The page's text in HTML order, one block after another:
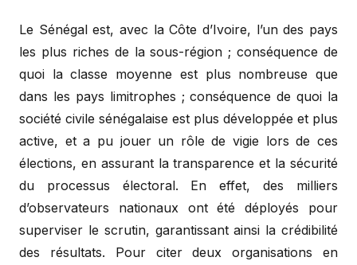
Le Sénégal est, avec la Côte d’Ivoire, l’un des pays
les plus riches de la sous-région ; conséquence de
quoi la classe moyenne est plus nombreuse que
dans les pays limitrophes ; conséquence de quoi la
société civile sénégalaise est plus développée et plus
active, et a pu jouer un rôle de vigie lors de ces
élections, en assurant la transparence et la sécurité
du processus électoral. En effet, des milliers
d’observateurs nationaux ont été déployés pour
superviser le scrutin, garantissant ainsi la crédibilité
des résultats. Pour citer deux organisations en